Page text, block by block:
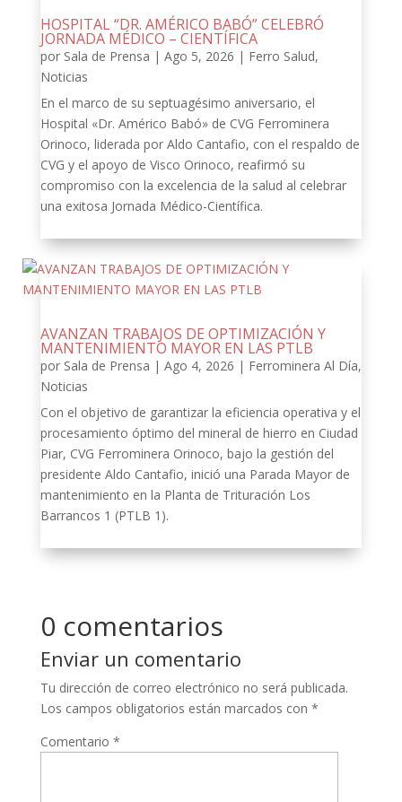
HOSPITAL “DR. AMÉRICO BABÓ” CELEBRÓ
JORNADA MÉDICO – CIENTÍFICA
por Sala de Prensa | Ago 5, 2026 | Ferro Salud,
Noticias
En el marco de su septuagésimo aniversario, el
Hospital «Dr. Américo Babó» de CVG Ferrominera
Orinoco, liderada por Aldo Cantafio, con el respaldo de
CVG y el apoyo de Visco Orinoco, reafirmó su
compromiso con la excelencia de la salud al celebrar
una exitosa Jornada Médico-Científica.
AVANZAN TRABAJOS DE OPTIMIZACIÓN Y
MANTENIMIENTO MAYOR EN LAS PTLB
por Sala de Prensa | Ago 4, 2026 | Ferrominera Al Día,
Noticias
Con el objetivo de garantizar la eficiencia operativa y el
procesamiento óptimo del mineral de hierro en Ciudad
Piar, CVG Ferrominera Orinoco, bajo la gestión del
presidente Aldo Cantafio, inició una Parada Mayor de
mantenimiento en la Planta de Trituración Los
Barrancos 1 (PTLB 1).
0 comentarios
Enviar un comentario
Tu dirección de correo electrónico no será publicada.
Los campos obligatorios están marcados con *
Comentario *